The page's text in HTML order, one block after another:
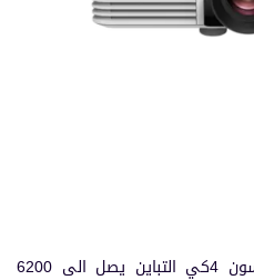
جهاز عرض احترافي ليزر من ايبسون 4كي التباين يصل الى 6200